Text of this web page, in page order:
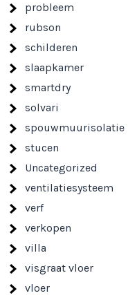
probleem
rubson
schilderen
slaapkamer
smartdry
solvari
spouwmuurisolatie
stucen
Uncategorized
ventilatiesysteem
verf
verkopen
villa
visgraat vloer
vloer